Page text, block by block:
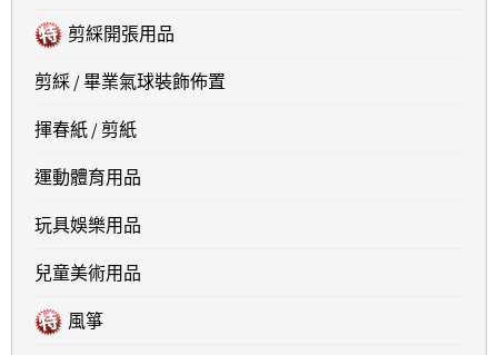
剪綵開張用品
剪綵 / 畢業氣球裝飾佈置
揮春紙 / 剪紙
運動體育用品
玩具娛樂用品
兒童美術用品
風箏